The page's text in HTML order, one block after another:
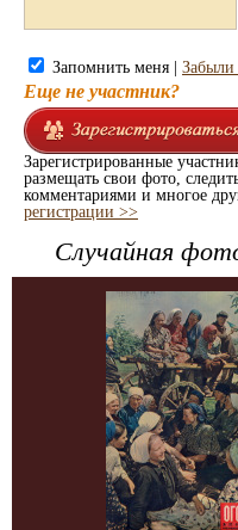
Запомнить меня | Забыли
Еще не участник?
Зарегистрированные
размещать свои фото,
комментариями и многое
регистрации >>
Случайная